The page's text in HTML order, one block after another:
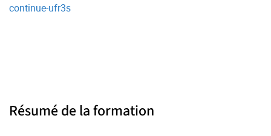
continue-ufr3s
Résumé de la formation